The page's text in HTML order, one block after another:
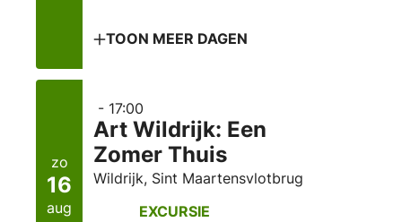
TOON MEER DAGEN
zo
16
aug
- 17:00
Art Wildrijk: Een
Zomer Thuis
Wildrijk, Sint Maartensvlotbrug
EXCURSIE